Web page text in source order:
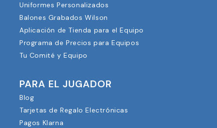
Uniformes Personalizados
Balones Grabados Wilson
Aplicación de Tienda para el Equipo
Programa de Precios para Equipos
Tu Comité y Equipo
PARA EL JUGADOR
Blog
Tarjetas de Regalo Electrónicas
Pagos Klarna